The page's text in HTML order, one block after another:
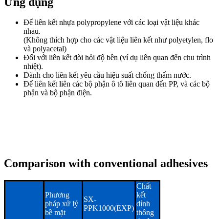
Để liên kết nhựa polypropylene với các loại vật liệu khác
nhau.
(Không thích hợp cho các vật liệu liên kết như polyetylen, flo
và polyacetal)
Đối với liên kết đòi hỏi độ bền (ví dụ liên quan đến chu trình
nhiệt).
Dành cho liên kết yêu cầu hiệu suất chống thấm nước.
Để liên kết liên các bộ phận ô tô liên quan đến PP, và các bộ
phận và bộ phận điện.
Comparison with conventional adhesives
Phương
pháp xử lý
bề mặt
SX-
PPK1000(EXP)
Chất
kết
dính
thông